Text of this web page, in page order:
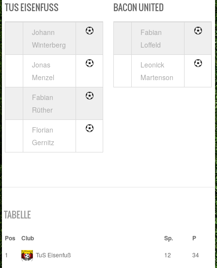
TUS EISENFUSS
Johann
Winterberg
Jonas
Menzel
Fabian
Rüther
Florian
Gernitz
BACON UNITED
Fabian
Loffeld
Leonick
Martenson
TABELLE
Pos Club Sp. P
1 TuS Eisenfuß 12 34